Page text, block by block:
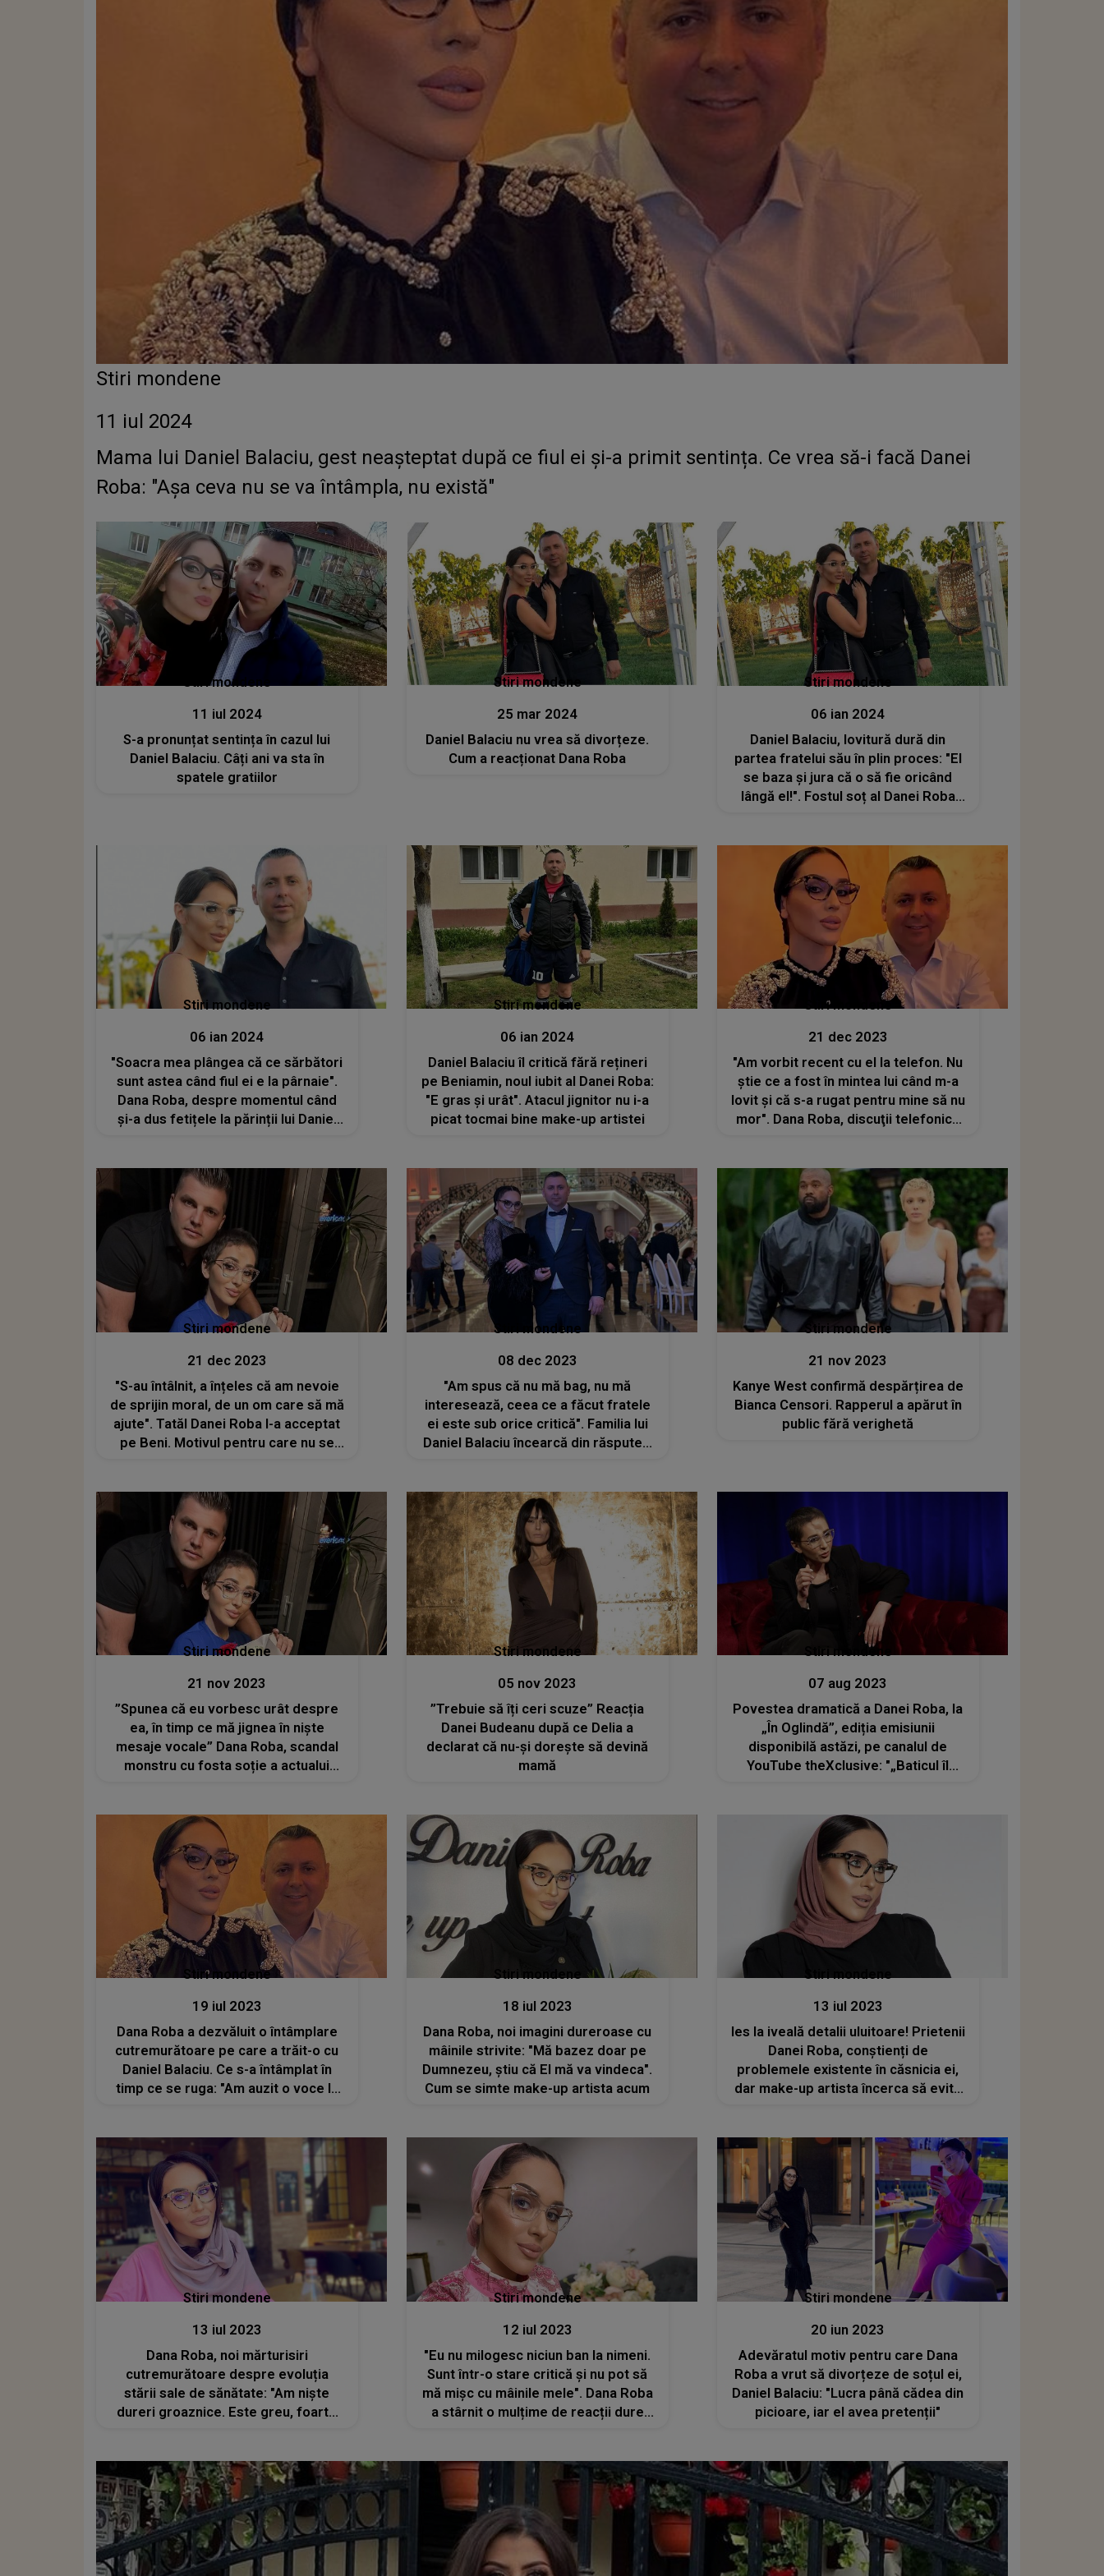
Stiri mondene
11 iul 2024
Mama lui Daniel Balaciu, gest neașteptat după ce fiul ei și-a primit sentința. Ce vrea să-i facă Danei
Roba: "Așa ceva nu se va întâmpla, nu există"
Stiri mondene
11 iul 2024
S-a pronunțat sentința în cazul lui
Daniel Balaciu. Câți ani va sta în
spatele gratiilor
Stiri mondene
25 mar 2024
Daniel Balaciu nu vrea să divorțeze.
Cum a reacționat Dana Roba
Stiri mondene
06 ian 2024
Daniel Balaciu, lovitură dură din
partea fratelui său în plin proces: "El
se baza și jura că o să fie oricând
lângă el!". Fostul soț al Danei Roba
Stiri mondene
06 ian 2024
"Soacra mea plângea că ce sărbători
sunt astea când fiul ei e la pârnaie".
Dana Roba, despre momentul când
și-a dus fetițele la părinții lui Daniel
Stiri mondene
06 ian 2024
Daniel Balaciu îl critică fără rețineri
pe Beniamin, noul iubit al Danei Roba:
"E gras și urât". Atacul jignitor nu i-a
picat tocmai bine make-up artistei
Stiri mondene
21 dec 2023
"Am vorbit recent cu el la telefon. Nu
știe ce a fost în mintea lui când m-a
lovit și că s-a rugat pentru mine să nu
mor". Dana Roba, discuţii telefonice
Stiri mondene
21 dec 2023
"S-au întâlnit, a înțeles că am nevoie
de sprijin moral, de un om care să mă
ajute". Tatăl Danei Roba l-a acceptat
pe Beni. Motivul pentru care nu se
Stiri mondene
08 dec 2023
"Am spus că nu mă bag, nu mă
interesează, ceea ce a făcut fratele
ei este sub orice critică". Familia lui
Daniel Balaciu încearcă din răsputeri
Stiri mondene
21 nov 2023
Kanye West confirmă despărțirea de
Bianca Censori. Rapperul a apărut în
public fără verighetă
Stiri mondene
21 nov 2023
”Spunea că eu vorbesc urât despre
ea, în timp ce mă jignea în niște
mesaje vocale” Dana Roba, scandal
monstru cu fosta soție a actualui
Stiri mondene
05 nov 2023
”Trebuie să îți ceri scuze” Reacția
Danei Budeanu după ce Delia a
declarat că nu-și dorește să devină
mamă
Stiri mondene
07 aug 2023
Povestea dramatică a Danei Roba, la
„În Oglindă”, ediția emisiunii
disponibilă astăzi, pe canalul de
YouTube theXclusive: "„Baticul îl
Stiri mondene
19 iul 2023
Dana Roba a dezvăluit o întâmplare
cutremurătoare pe care a trăit-o cu
Daniel Balaciu. Ce s-a întâmplat în
timp ce se ruga: "Am auzit o voce la
Stiri mondene
18 iul 2023
Dana Roba, noi imagini dureroase cu
mâinile strivite: "Mă bazez doar pe
Dumnezeu, știu că El mă va vindeca".
Cum se simte make-up artista acum
Stiri mondene
13 iul 2023
Ies la iveală detalii uluitoare! Prietenii
Danei Roba, conștienți de
problemele existente în căsnicia ei,
dar make-up artista încerca să evite
Stiri mondene
13 iul 2023
Dana Roba, noi mărturisiri
cutremurătoare despre evoluția
stării sale de sănătate: "Am niște
dureri groaznice. Este greu, foarte
Stiri mondene
12 iul 2023
"Eu nu milogesc niciun ban la nimeni.
Sunt într-o stare critică și nu pot să
mă mișc cu mâinile mele". Dana Roba
a stârnit o mulțime de reacții dure
Stiri mondene
20 iun 2023
Adevăratul motiv pentru care Dana
Roba a vrut să divorțeze de soțul ei,
Daniel Balaciu: "Lucra până cădea din
picioare, iar el avea pretenții"